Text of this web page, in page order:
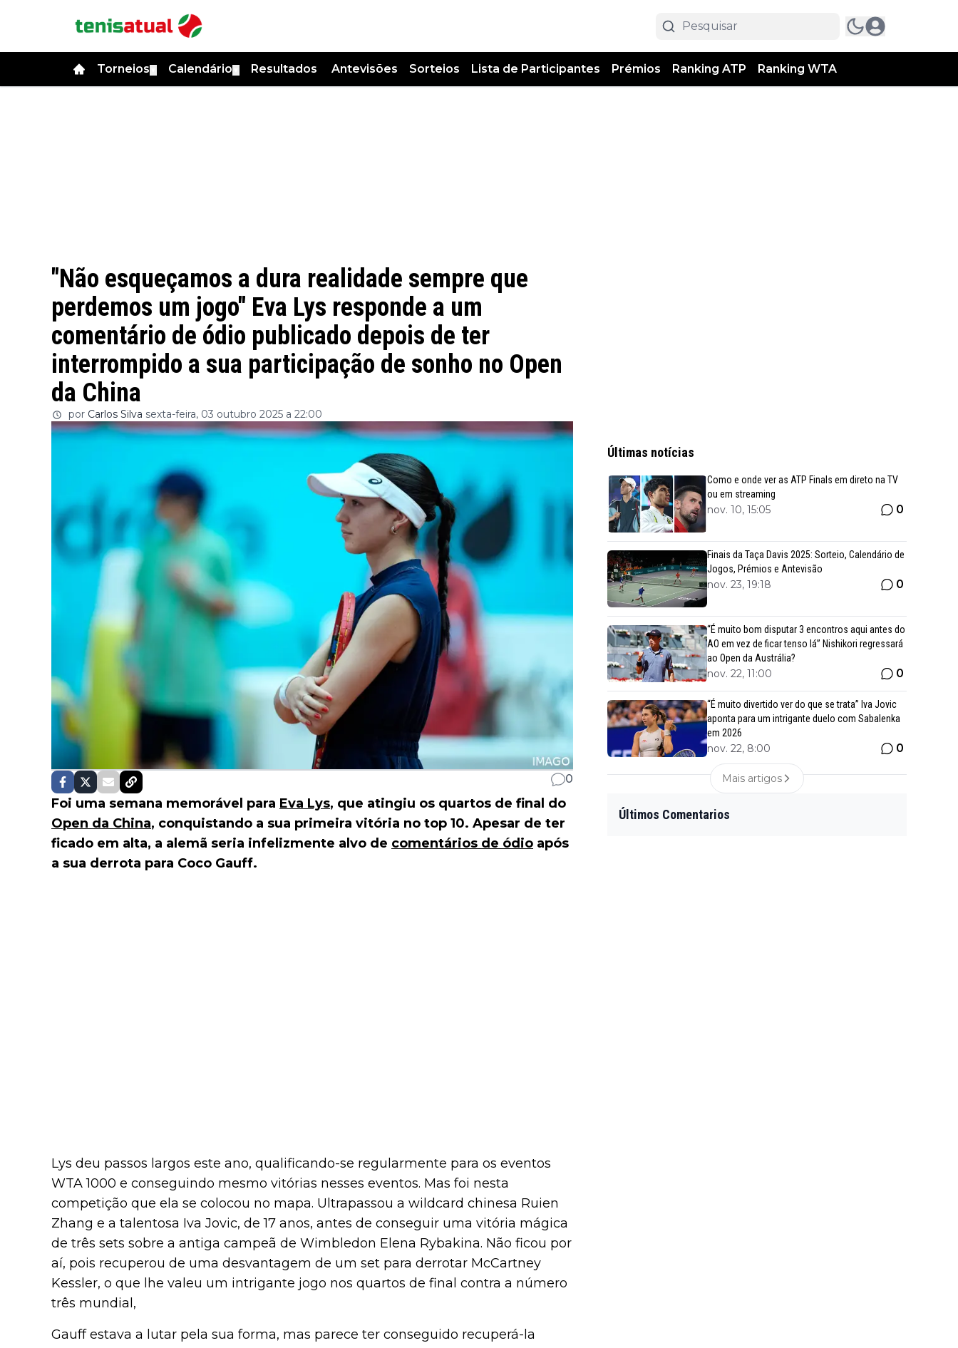
Torneios Calendário Resultados Antevisões Sorteios Lista de Participantes Prémios Ranking ATP Ranking WTA
"Não esqueçamos a dura realidade sempre que
perdemos um jogo" Eva Lys responde a um
comentário de ódio publicado depois de ter
interrompido a sua participação de sonho no Open
da China
por Carlos Silva sexta-feira, 03 outubro 2025 a 22:00
0
Foi uma semana memorável para Eva Lys, que atingiu os quartos de final do
Open da China, conquistando a sua primeira vitória no top 10. Apesar de ter
ficado em alta, a alemã seria infelizmente alvo de comentários de ódio após
a sua derrota para Coco Gauff.
Lys deu passos largos este ano, qualificando-se regularmente para os eventos
WTA 1000 e conseguindo mesmo vitórias nesses eventos. Mas foi nesta
competição que ela se colocou no mapa. Ultrapassou a wildcard chinesa Ruien
Zhang e a talentosa Iva Jovic, de 17 anos, antes de conseguir uma vitória mágica
de três sets sobre a antiga campeã de Wimbledon Elena Rybakina. Não ficou por
aí, pois recuperou de uma desvantagem de um set para derrotar McCartney
Kessler, o que lhe valeu um intrigante jogo nos quartos de final contra a número
três mundial,
Gauff estava a lutar pela sua forma, mas parece ter conseguido recuperá-la
Últimas notícias
Como e onde ver as ATP Finals em direto na TV
ou em streaming
nov. 10, 15:05 0
Finais da Taça Davis 2025: Sorteio, Calendário de
Jogos, Prémios e Antevisão
nov. 23, 19:18 0
“É muito bom disputar 3 encontros aqui antes do
AO em vez de ficar tenso lá” Nishikori regressará
ao Open da Austrália?
nov. 22, 11:00 0
“É muito divertido ver do que se trata” Iva Jovic
aponta para um intrigante duelo com Sabalenka
em 2026
nov. 22, 8:00 0
Mais artigos
Últimos Comentarios